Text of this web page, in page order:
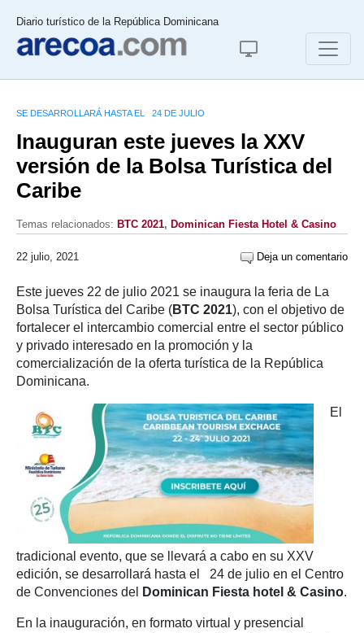
Diario turístico de la República Dominicana
SE DESARROLLARÁ HASTA EL 24 DE JULIO
Inauguran este jueves la XXV
versión de la Bolsa Turística del
Caribe
Temas relacionados: BTC 2021, Dominican Fiesta Hotel & Casino
22 julio, 2021 Deja un comentario
Este jueves 22 de julio 2021 se inaugura la feria de La
Bolsa Turística del Caribe (BTC 2021), con el objetivo de
fortalecer el intercambio comercial entre el sector público
y privado interesado en la promoción y la
comercialización de la oferta turística de la República
Dominicana.
El
tradicional evento, que se llevará a cabo en su XXV
edición, se desarrollará hasta el 24 de julio en el Centro
de Convenciones del
Dominican Fiesta hotel & Casino.
En la inauguración, en formato virtual y presencial